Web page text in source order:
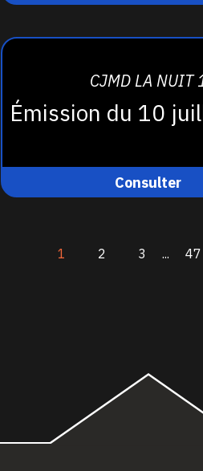
CJMD LA NUIT
Émission du 10
Consulter
1 2 3 ... 47